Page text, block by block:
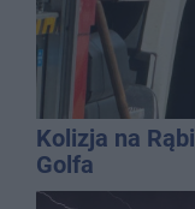
Kolizja na
Golfa